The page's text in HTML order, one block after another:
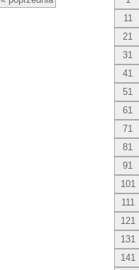
11
21
31
41
51
61
71
81
91
101
111
121
131
141